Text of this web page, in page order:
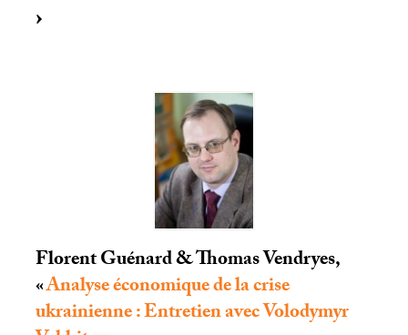
Florent Guénard & Thomas Vendryes,
«Analyse économique de la crise
ukrainienne : Entretien avec Volodymyr